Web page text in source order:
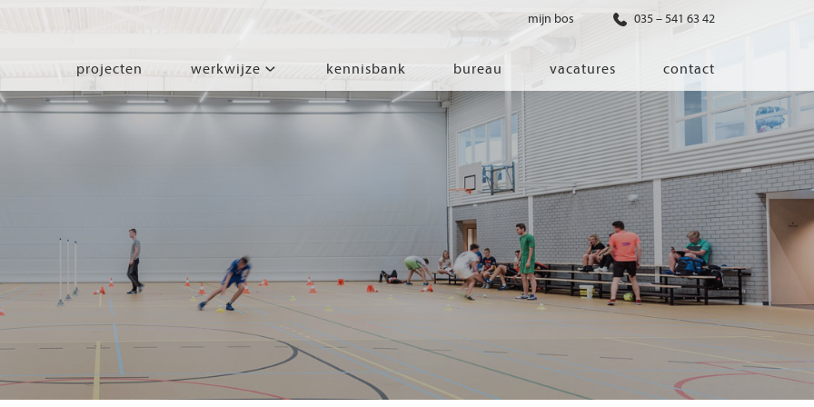
mijn bos 035 – 541 63 42
projecten werkwijze
segmenten
zorgen
beleven
diensten
co-creatie
programma van eisen
architectonisch ontwerp
haalbaarheidsonderzoek
ontwerp van installaties
advisering bouwregelgeving en
bouwfysica
kennisbank bureau vacatures contact